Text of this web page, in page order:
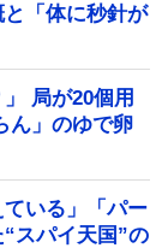
「体に秒針が
局が20個用
ん」のゆで卵
ている」「パー
スパイ天国”の